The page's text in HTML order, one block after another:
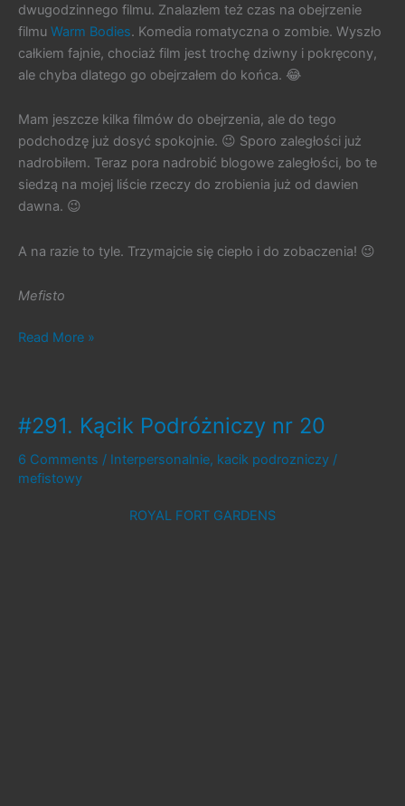
dwugodzinnego filmu. Znalazłem też czas na obejrzenie
filmu Warm Bodies. Komedia romatyczna o zombie. Wyszło
całkiem fajnie, chociaż film jest trochę dziwny i pokręcony,
ale chyba dlatego go obejrzałem do końca. 😂
Mam jeszcze kilka filmów do obejrzenia, ale do tego
podchodzę już dosyć spokojnie. 😉 Sporo zaległości już
nadrobiłem. Teraz pora nadrobić blogowe zaległości, bo te
siedzą na mojej liście rzeczy do zrobienia już od dawien
dawna. 😉
A na razie to tyle. Trzymajcie się ciepło i do zobaczenia! 😉
Mefisto
#438.
Read More »
#291. Kącik Podróżniczy nr 20
6 Comments / Interpersonalnie, kacik podrozniczy /
mefistowy
ROYAL FORT GARDENS